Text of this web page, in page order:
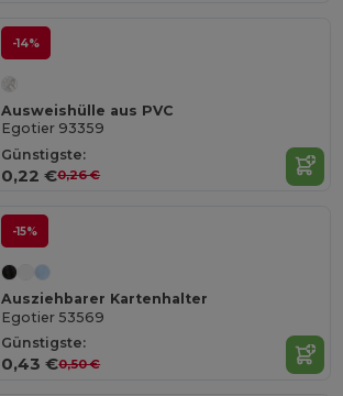
-14%
Ausweishülle aus PVC
Egotier 93359
Günstigste:
0,22 €0,26 €
-15%
Ausziehbarer Kartenhalter
Egotier 53569
Günstigste:
0,43 €0,50 €